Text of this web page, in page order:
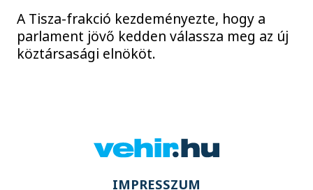
A Tisza-frakció kezdeményezte, hogy a
parlament jövő kedden válassza meg az új
köztársasági elnököt.
IMPRESSZUM